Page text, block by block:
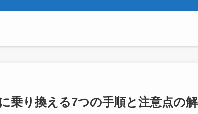
乗り換える7つの手順と注意点の解